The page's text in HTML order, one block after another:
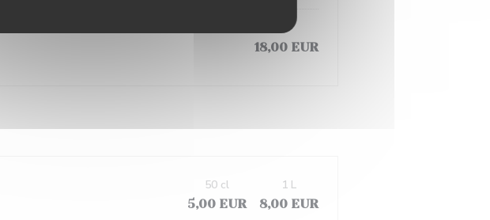
18,00 EUR
5,00 EUR
50 cl
8,00 EUR
1 L